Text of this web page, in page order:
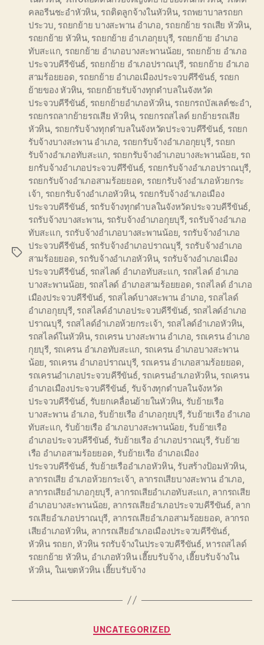
Tags
คลอรีนชะอำหัวหิน, รถติดลูกจ้างในหัวหิน, รถพยาบาลรถยก
ประวบ รถยกย้าย บางสะพาน อำเภอ รถยกย้าย รถเสีย หัวหิน,
รถยกย้าย หัวหิน, รถยกย้าย อำเภอกุยบุรี, รถยกย้าย อำเภอ
ทับสะแก รถยกย้าย อำเภอบางสะพานน้อย รถยกย้าย อำเภอ
ประจวบคีรีขันธ์ รถยกย้าย อำเภอปราณบุรี รถยกย้าย อำเภอ
สามร้อยยอด รถยกย้าย อำเภอเมืองประจวบคีรีขันธ์, รถยก
ย้ายของ หัวหิน รถยกย้ายรับจ้างทุกตำบลในจังหวัด
ประจวบคีรีขันธ์ รถยกย้ายอำเภอหัวหิน, รถยกรถบัลเลต์ชะอำ
รถยกรถลากย้ายรถเสีย หัวหิน, รถยกรถสไลด์ ยกย้ายรถเสีย
หัวหิน รถยกรับจ้างทุกตำบลในจังหวัดประจวบคีรีขันธ์, รถยก
รับจ้างบางสะพาน อำเภอ รถยกรับจ้างอำเภอกุยบุรี, รถยก
รับจ้างอำเภอทับสะแก รถยกรับจ้างอำเภอบางสะพานน้อย รถ
ยกรับจ้างอำเภอประจวบคีรีขันธ์, รถยกรับจ้างอำเภอปราณบุรี
รถยกรับจ้างอำเภอสามร้อยยอด รถยกรับจ้างอำเภอห้วยกระ
เจ้า รถยกรับจ้างอำเภอหัวหิน, รถยกรับจ้างอำเภอเมือง
ประจวบคีรีขันธ์ รถรับจ้างทุกตำบลในจังหวัดประจวบคีรีขันธ์
รถรับจ้างบางสะพาน รถรับจ้างอำเภอกุยบุรี, รถรับจ้างอำเภอ
ทับสะแก รถรับจ้างอำเภอบางสะพานน้อย รถรับจ้างอำเภอ
ประจวบคีรีขันธ์ รถรับจ้างอำเภอปราณบุรี, รถรับจ้างอำเภอ
สามร้อยยอด รถรับจ้างอำเภอหัวหิน, รถรับจ้างอำเภอเมือง
ประจวบคีรีขันธ์ รถสไลด์ อำเภอทับสะแก รถสไลด์ อำเภอ
บางสะพานน้อย รถสไลด์ อำเภอสามร้อยยอด รถสไลด์ อำเภอ
เมืองประจวบคีรีขันธ์ รถสไลด์บางสะพาน อำเภอ รถสไลด์
อำเภอกุยบุรี, รถสไลด์อำเภอประจวบคีรีขันธ์ รถสไลด์อำเภอ
ปราณบุรี, รถสไลด์อำเภอห้วยกระเจ้า รถสไลด์อำเภอหัวหิน
รถสไลด์ในหัวหิน, รถเครน บางสะพาน อำเภอ รถเครน อำเภอ
กุยบุรี รถเครน อำเภอทับสะแก รถเครน อำเภอบางสะพาน
น้อย รถเครน อำเภอปราณบุรี, รถเครน อำเภอสามร้อยยอด
รถเครนอำเภอประจวบคีรีขันธ์, รถเครนอำเภอหัวหิน, รถเครน
อำเภอเมืองประจวบคีรีขันธ์ รับจ้างทุกตำบลในจังหวัด
ประจวบคีรีขันธ์ รับยกเคลื่อนย้ายในหัวหิน รับย้ายเรือ
บางสะพาน อำเภอ รับย้ายเรือ อำเภอกุยบุรี, รับย้ายเรือ อำเภอ
ทับสะแก รับย้ายเรือ อำเภอบางสะพานน้อย รับย้ายเรือ
อำเภอประจวบคีรีขันธ์ รับย้ายเรือ อำเภอปราณบุรี, รับย้าย
เรือ อำเภอสามร้อยยอด รับย้ายเรือ อำเภอเมือง
ประจวบคีรีขันธ์ รับย้ายเรืออำเภอหัวหิน, รับสร้างป้อมหัวหิน,
ลากรถเสีย อำเภอห้วยกระเจ้า ลากรถเสียบางสะพาน อำเภอ
ลากรถเสียอำเภอกุยบุรี, ลากรถเสียอำเภอทับสะแก ลากรถเสีย
อำเภอบางสะพานน้อย ลากรถเสียอำเภอประจวบคีรีขันธ์, ลาก
รถเสียอำเภอปราณบุรี ลากรถเสียอำเภอสามร้อยยอด ลากรถ
เสียอำเภอหัวหิน ลากรถเสียอำเภอเมืองประจวบคีรีขันธ์,
หัวหิน รถยก ,หัวหิน รถรับจ้างในประจวบคีรีขันธ์,หารถสไลด์
รถยกย้าย หัวหิน, อำเภอหัวหิน เฮี๊ยบรับจ้าง, เฮี๊ยบรับจ้างใน
หัวหิน ในเขตหัวหิน เฮี๊ยบรับจ้าง
Categories
UNCATEGORIZED